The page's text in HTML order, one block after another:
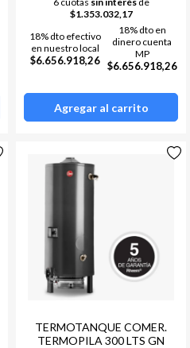
$1.353.032,17
18% dto efectivo
en nuestro local
$6.656.918,26
18% dto en
dinero cuenta
MP
$6.656.918,26
Agregar al carrito
TERMOTANQUE COMER.
TERMOPILA 300 LTS GN